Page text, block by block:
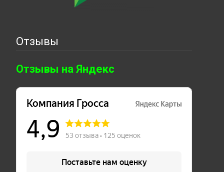
Отзывы
Отзывы на Яндекс